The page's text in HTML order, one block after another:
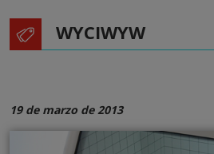
WYCIWYW
19 de marzo de 2013